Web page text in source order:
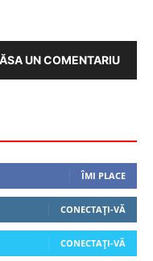
UN COMENTARIU
ÎMI PLACE
CONECTAȚI-VĂ
CONECTAȚI-VĂ